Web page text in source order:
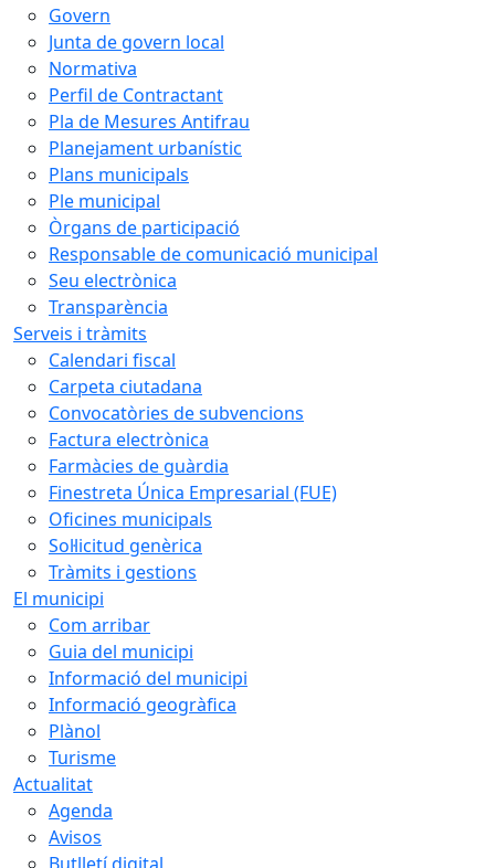
Govern
Junta de govern local
Normativa
Perfil de Contractant
Pla de Mesures Antifrau
Planejament urbanístic
Plans municipals
Ple municipal
Òrgans de participació
Responsable de comunicació municipal
Seu electrònica
Transparència
Serveis i tràmits
Calendari fiscal
Carpeta ciutadana
Convocatòries de subvencions
Factura electrònica
Farmàcies de guàrdia
Finestreta Única Empresarial (FUE)
Oficines municipals
Sol·licitud genèrica
Tràmits i gestions
El municipi
Com arribar
Guia del municipi
Informació del municipi
Informació geogràfica
Plànol
Turisme
Actualitat
Agenda
Avisos